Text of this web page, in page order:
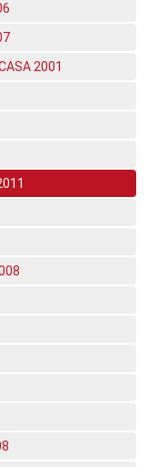
2001